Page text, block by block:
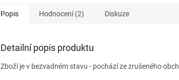
Popis Hodnocení (2) Diskuze
Detailní popis produktu
Zboží je v bezvadném stavu - pochází ze zrušeného